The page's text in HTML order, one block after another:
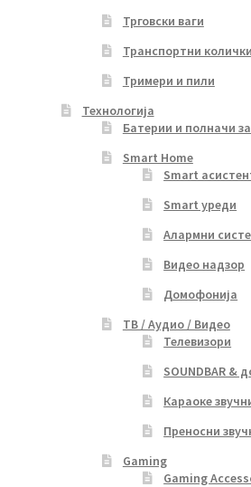
Трговски ваги
Транспортни колички
Тримери и пили
Технологија
Батерии и полначи
Smart Home
Smart
Smart уреди
Алармни
Видео надзор
Домофонија
ТВ / Аудио / Видео
Телевизори
SOUNDBAR &
Караоке
Преносни
Gaming
Gaming